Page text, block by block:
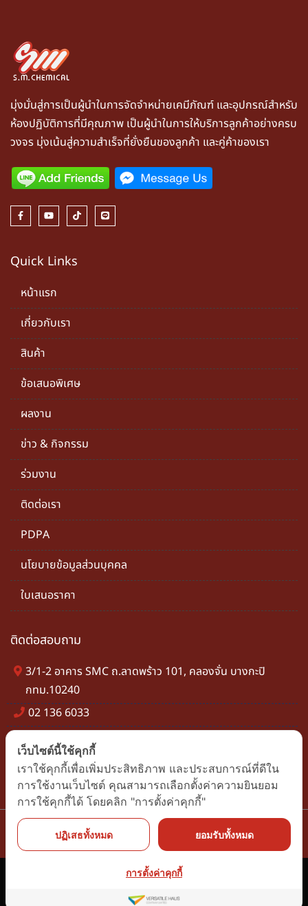
มุ่งมั่นสู่การเป็นผู้นำในการจัดจำหน่ายเคมีภัณฑ์ และอุปกรณ์สำหรับ
ห้องปฏิบัติการที่มีคุณภาพ เป็นผู้นำในการให้บริการลูกค้าอย่างครบ
วงจร มุ่งเน้นสู่ความสำเร็จที่ยั่งยืนของลูกค้า และคู่ค้าของเรา
Quick Links
หน้าแรก
เกี่ยวกับเรา
สินค้า
ข้อเสนอพิเศษ
ผลงาน
ข่าว & กิจกรรม
ร่วมงาน
ติดต่อเรา
PDPA
นโยบายข้อมูลส่วนบุคคล
ใบเสนอราคา
ติดต่อสอบถาม
3/1-2 อาคาร SMC ถ.ลาดพร้าว 101, คลองจั่น บางกะปิ
กทม.10240
02 136 6033
info@smchem.co.th
Copyright © 2024 S.M. Chemical Supplies. | All Rights
เว็บไซต์นี้ใช้คุกกี้
เราใช้คุกกี้เพื่อเพิ่มประสิทธิภาพ และประสบการณ์ที่ดีใน
การใช้งานเว็บไซต์ คุณสามารถเลือกตั้งค่าความยินยอม
การใช้คุกกี้ได้ โดยคลิก "การตั้งค่าคุกกี้"
ปฏิเสธทั้งหมด ยอมรับทั้งหมด
การตั้งค่าคุกกี้